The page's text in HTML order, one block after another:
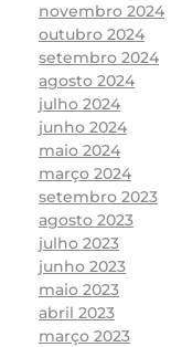
novembro 2024
outubro 2024
setembro 2024
agosto 2024
julho 2024
junho 2024
maio 2024
março 2024
setembro 2023
agosto 2023
julho 2023
junho 2023
maio 2023
abril 2023
março 2023